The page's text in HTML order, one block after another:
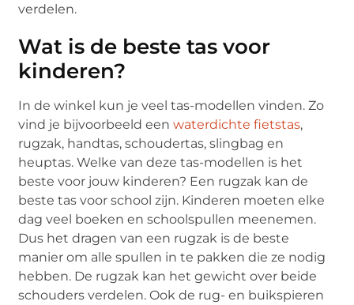
verdelen.
Wat is de beste tas voor
kinderen?
In de winkel kun je veel tas-modellen vinden. Zo
vind je bijvoorbeeld eenwaterdichte fietstas,
rugzak, handtas, schoudertas, slingbag en
heuptas. Welke van deze tas-modellen is het
beste voor jouw kinderen? Een rugzak kan de
beste tas voor school zijn. Kinderen moeten elke
dag veel boeken en schoolspullen meenemen.
Dus het dragen van een rugzak is de beste
manier om alle spullen in te pakken die ze nodig
hebben. De rugzak kan het gewicht over beide
schouders verdelen. Ook de rug- en buikspieren